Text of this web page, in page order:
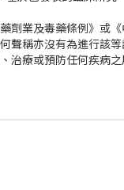
劑業及毒藥條例》或
聲稱亦沒有為進行該
治療或預防任何疾病之